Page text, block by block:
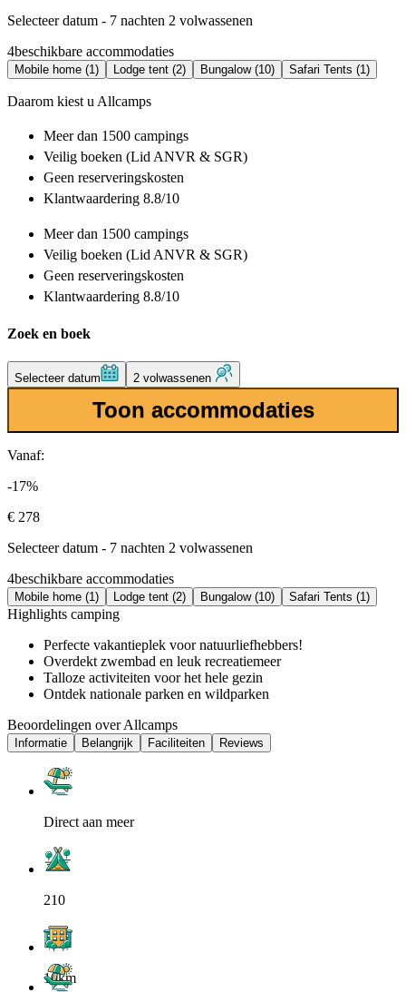
Selecteer datum - 7 nachten 2 volwassenen
4beschikbare accommodaties
Mobile home (1) Lodge tent (2) Bungalow (10) Safari Tents (1)
Daarom kiest u Allcamps
Meer dan 1500 campings
Veilig boeken (Lid ANVR & SGR)
Geen reserveringskosten
Klantwaardering 8.8/10
Meer dan 1500 campings
Veilig boeken (Lid ANVR & SGR)
Geen reserveringskosten
Klantwaardering 8.8/10
Zoek en boek
Selecteer datum 2 volwassenen
Toon accommodaties
Vanaf:
-17%
€ 278
Selecteer datum - 7 nachten 2 volwassenen
4beschikbare accommodaties
Mobile home (1) Lodge tent (2) Bungalow (10) Safari Tents (1)
Highlights camping
Perfecte vakantieplek voor natuurliefhebbers!
Overdekt zwembad en leuk recreatiemeer
Talloze activiteiten voor het hele gezin
Ontdek nationale parken en wildparken
Beoordelingen over Allcamps
Informatie Belangrijk Faciliteiten Reviews
Direct aan meer
210
10km